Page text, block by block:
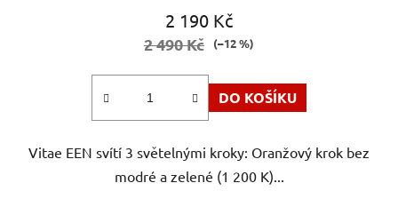
produktu
je
2 190 Kč
2 490 Kč (–12 %)
DO KOŠÍKU
Vitae EEN svítí 3 světelnými kroky: Oranžový krok bez
modré a zelené (1 200 K)...